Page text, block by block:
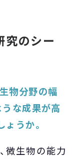
究のシー
物分野の幅
な成果が高
うか。
微生物の能力